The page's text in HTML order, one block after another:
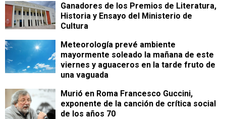
Ganadores de los Premios de Literatura,
Historia y Ensayo del Ministerio de
Cultura
Meteorología prevé ambiente
mayormente soleado la mañana de este
viernes y aguaceros en la tarde fruto de
una vaguada
Murió en Roma Francesco Guccini,
exponente de la canción de crítica social
de los años 70